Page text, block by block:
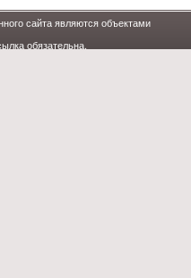
сайта являются объектами
обязательна.